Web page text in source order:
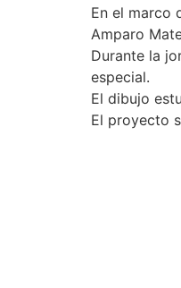
En el marco
Amparo
Durante la
especial.
El dibujo
El proyecto